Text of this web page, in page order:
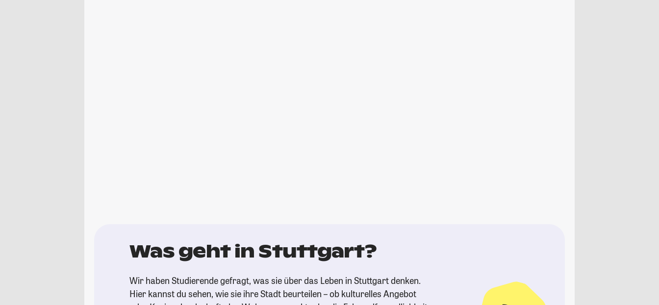
Was geht in Stuttgart?
Wir haben Studierende gefragt, was sie über das Leben in Stuttgart denken.
Hier kannst du sehen, wie sie ihre Stadt beurteilen – ob kulturelles Angebot